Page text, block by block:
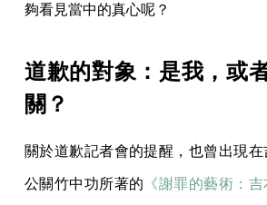
夠看見當中的真心呢？
道歉的對象：是我，或
關？
關於道歉記者會的提醒，也曾出現
公關竹中功所著的 《謝罪的藝術：